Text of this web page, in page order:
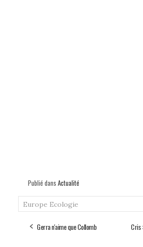
Publié dans Actualité
Europe Ecologie
Gerra n'aime que Collomb
Cris